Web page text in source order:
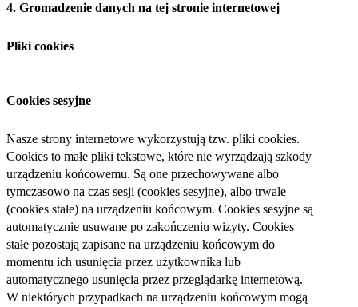
4. Gromadzenie danych na tej stronie internetowej
Pliki cookies
Cookies sesyjne
Nasze strony internetowe wykorzystują tzw. pliki cookies.
Cookies to małe pliki tekstowe, które nie wyrządzają szkody
urządzeniu końcowemu. Są one przechowywane albo
tymczasowo na czas sesji (cookies sesyjne), albo trwale
(cookies stałe) na urządzeniu końcowym. Cookies sesyjne są
automatycznie usuwane po zakończeniu wizyty. Cookies
stałe pozostają zapisane na urządzeniu końcowym do
momentu ich usunięcia przez użytkownika lub
automatycznego usunięcia przez przeglądarkę internetową.
W niektórych przypadkach na urządzeniu końcowym mogą